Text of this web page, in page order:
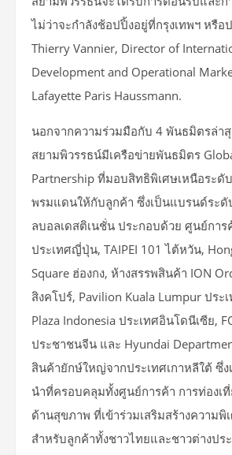
ไม่ว่าจะกำลังช้อปปิ้งอยู่ที่กรุงเทพฯ หรื
Thierry Vannier, Director of
Development and Operational
Lafayette Paris Haussmann.
นอกจากความร่วมมือกับ 4 พันธมิตรล่า
สยามพิวรรธน์มีเครือข่ายพันธมิตร
Partnership ที่มอบสิทธิพิเศษเหนือระดั
พรมแดนให้กับลูกค้า ซึ่งเป็นแบรนด์ระดั
ลบอลเดสติเนชั่น ประกอบด้วย ศูนย์การ
ประเทศญี่ปุ่น, TAIPEI 101 ไต้หวัน,
Square ฮ่องกง, ห้างสรรพสินค้า ION
สิงคโปร์, Pavilion Kuala Lumpur ประเ
Plaza Indonesia ประเทศอินโดนีเซีย,
ประชาชนจีน และ Hyundai
สินค้ายักษ์ใหญ่จากประเทศเกาหลีใต้ ซึ่
นำที่ครอบคลุมทั้งศูนย์การค้า การท่องเ
ด้านสุขภาพ ที่เข้าร่วมเสริมสร้างความพิ
สำหรับลูกค้าทั้งชาวไทยและชาวต่างปร